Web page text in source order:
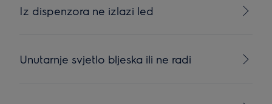
Iz dispenzora ne izlazi led
Unutarnje svjetlo bljeska ili ne radi